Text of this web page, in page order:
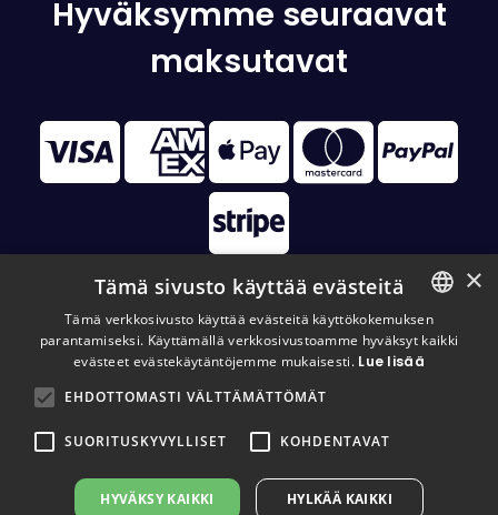
Hyväksymme seuraavat
maksutavat
© 2026 Disc Golf Monster All Rights Reserved
FINNISH
×
Tämä sivusto käyttää evästeitä
Tämä verkkosivusto käyttää evästeitä käyttökokemuksen
parantamiseksi. Käyttämällä verkkosivustoamme hyväksyt kaikki
evästeet evästekäytäntöjemme mukaisesti. Lue lisää
EHDOTTOMASTI VÄLTTÄMÄTTÖMÄT
SUORITUSKYVYLLISET KOHDENTAVAT
HYVÄKSY KAIKKI HYLKÄÄ KAIKKI